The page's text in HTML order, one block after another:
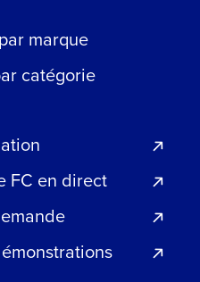
marque
catégorie
FC en direct